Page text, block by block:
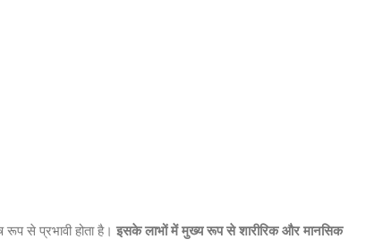
से प्रभावी होता है। इसके लाभों में मुख्य रूप से शारीरिक और मानसिक